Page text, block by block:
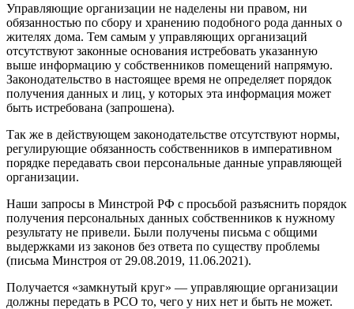
Управляющие организации не наделены ни правом, ни
обязанностью по сбору и хранению подобного рода данных о
жителях дома. Тем самым у управляющих организаций
отсутствуют законные основания истребовать указанную
выше информацию у собственников помещений напрямую.
Законодательство в настоящее время не определяет порядок
получения данных и лиц, у которых эта информация может
быть истребована (запрошена).
Так же в действующем законодательстве отсутствуют нормы,
регулирующие обязанность собственников в императивном
порядке передавать свои персональные данные управляющей
организации.
Наши запросы в Минстрой РФ с просьбой разъяснить порядок
получения персональных данных собственников к нужному
результату не привели. Были получены письма с общими
выдержками из законов без ответа по существу проблемы
(письма Минстроя от 29.08.2019, 11.06.2021).
Получается «замкнутый круг» — управляющие организации
должны передать в РСО то, чего у них нет и быть не может.